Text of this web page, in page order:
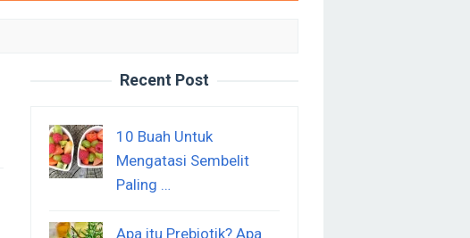
Recent Post
10 Buah Untuk
Mengatasi Sembelit
Paling …
Apa itu Prebiotik? Apa